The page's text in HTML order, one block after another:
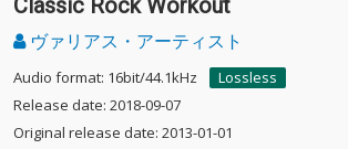
Classic Rock Workout
ヴァリアス・アーティスト
Audio format: 16bit/44.1kHz
Lossless
Release date: 2018-09-07
Original release date: 2013-01-01